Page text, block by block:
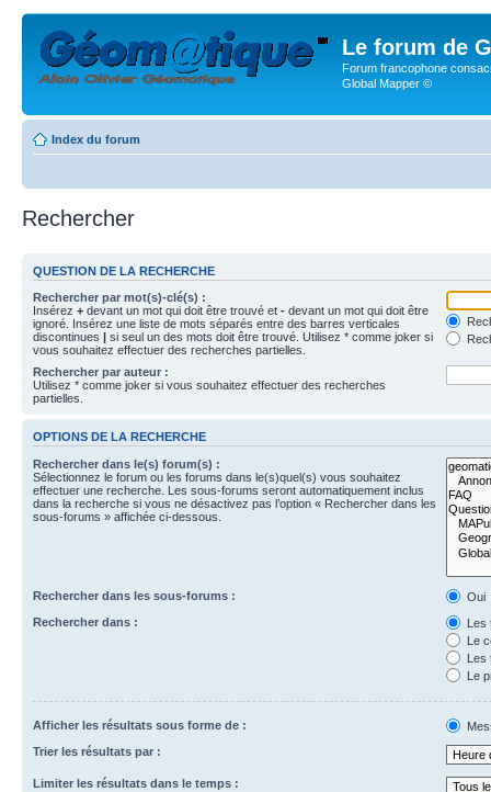
Le forum de
Forum francophone
Global Mapper ©
Index du forum
Rechercher
QUESTION DE LA RECHERCHE
Rechercher par mot(s)-clé(s) :
Insérez + devant un mot qui doit être trouvé et - devant un mot qui doit être
ignoré. Insérez une liste de mots séparés entre des barres verticales
discontinues | si seul un des mots doit être trouvé. Utilisez * comme joker si
vous souhaitez effectuer des recherches partielles.
Rechercher par auteur :
Utilisez * comme joker si vous souhaitez effectuer des recherches
partielles.
OPTIONS DE LA RECHERCHE
Rechercher dans le(s) forum(s) :
Sélectionnez le forum ou les forums dans le(s)quel(s) vous souhaitez
effectuer une recherche. Les sous-forums seront automatiquement inclus
dans la recherche si vous ne désactivez pas l’option « Rechercher dans les
sous-forums » affichée ci-dessous.
Rechercher dans les sous-forums :
Oui
Rechercher dans :
Les
Le
Les
Le
Afficher les résultats sous forme de :
Trier les résultats par :
Limiter les résultats dans le temps :